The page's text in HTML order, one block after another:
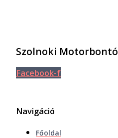
Szolnoki Motorbontó
Facebook-f
Navigáció
Főoldal